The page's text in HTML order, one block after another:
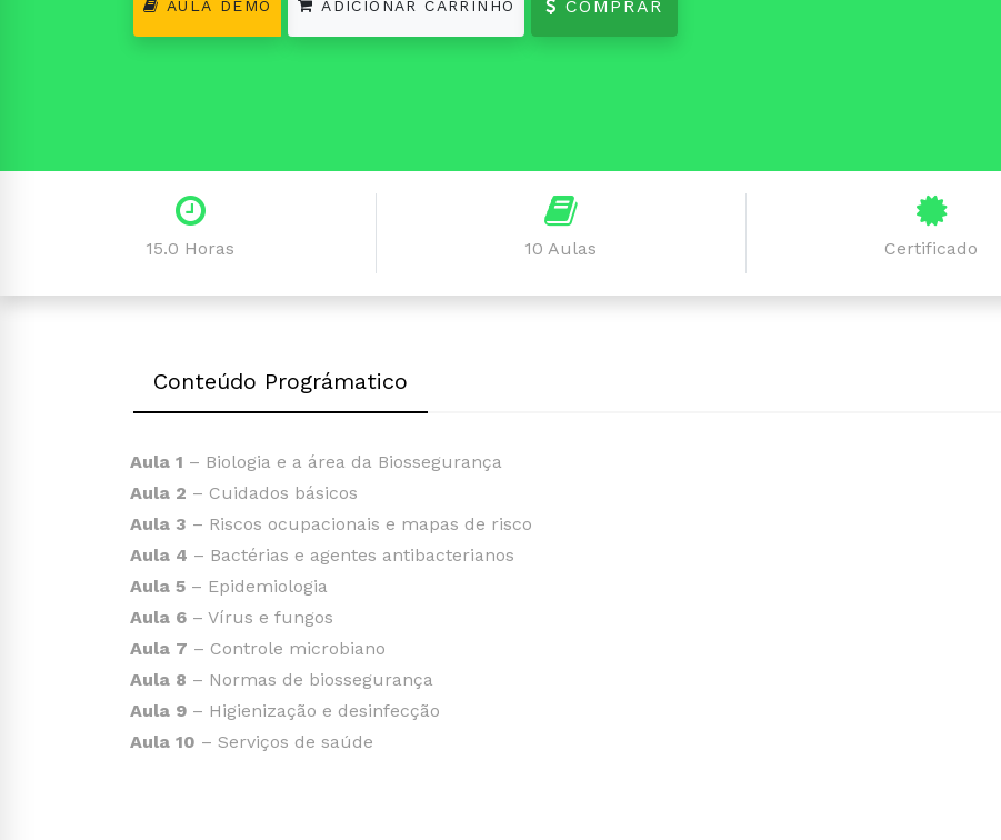
AULA DEMO ADICIONAR CARRINHO COMPRAR
15.0 Horas 10 Aulas Certificado
Conteúdo Prográmatico
Aula 1 – Biologia e a área da Biossegurança
Aula 2 – Cuidados básicos
Aula 3 – Riscos ocupacionais e mapas de risco
Aula 4 – Bactérias e agentes antibacterianos
Aula 5 – Epidemiologia
Aula 6 – Vírus e fungos
Aula 7 – Controle microbiano
Aula 8 – Normas de biossegurança
Aula 9 – Higienização e desinfecção
Aula 10 – Serviços de saúde